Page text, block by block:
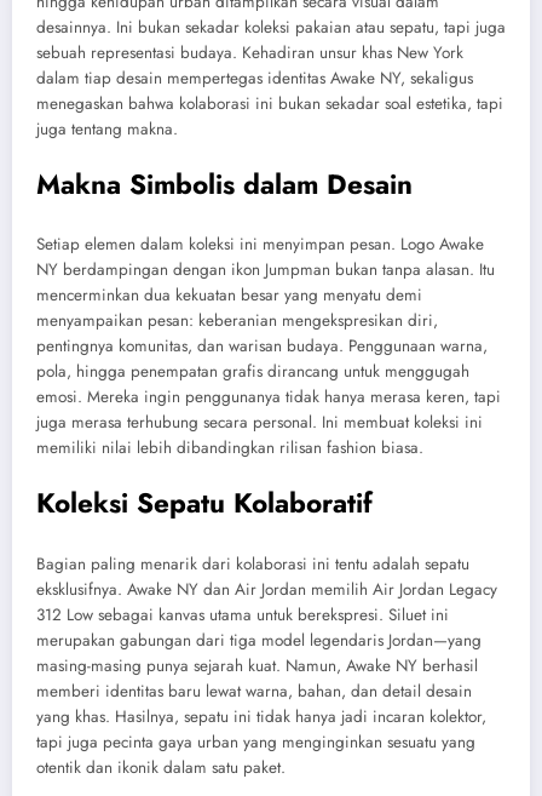
desainnya. Ini bukan sekadar koleksi pakaian atau sepatu, tapi juga
sebuah representasi budaya. Kehadiran unsur khas New York
dalam tiap desain mempertegas identitas Awake NY, sekaligus
menegaskan bahwa kolaborasi ini bukan sekadar soal estetika, tapi
juga tentang makna.
Makna Simbolis dalam Desain
Setiap elemen dalam koleksi ini menyimpan pesan. Logo Awake
NY berdampingan dengan ikon Jumpman bukan tanpa alasan. Itu
mencerminkan dua kekuatan besar yang menyatu demi
menyampaikan pesan: keberanian mengekspresikan diri,
pentingnya komunitas, dan warisan budaya. Penggunaan warna,
pola, hingga penempatan grafis dirancang untuk menggugah
emosi. Mereka ingin penggunanya tidak hanya merasa keren, tapi
juga merasa terhubung secara personal. Ini membuat koleksi ini
memiliki nilai lebih dibandingkan rilisan fashion biasa.
Koleksi Sepatu Kolaboratif
Bagian paling menarik dari kolaborasi ini tentu adalah sepatu
eksklusifnya. Awake NY dan Air Jordan memilih Air Jordan Legacy
312 Low sebagai kanvas utama untuk berekspresi. Siluet ini
merupakan gabungan dari tiga model legendaris Jordan—yang
masing-masing punya sejarah kuat. Namun, Awake NY berhasil
memberi identitas baru lewat warna, bahan, dan detail desain
yang khas. Hasilnya, sepatu ini tidak hanya jadi incaran kolektor,
tapi juga pecinta gaya urban yang menginginkan sesuatu yang
otentik dan ikonik dalam satu paket.